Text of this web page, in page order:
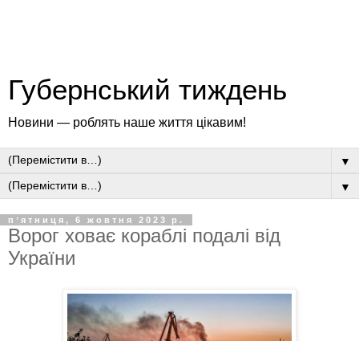
Губернський тиждень
Новини — роблять наше життя цікавим!
▼
▼
пʼятниця, 6 жовтня 2023 р.
Ворог ховає кораблі подалі від
України